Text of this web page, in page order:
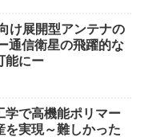
け展開型アンテナの
通信衛星の飛躍的な
能にー
学で高機能ポリマー
を実現～難しかった